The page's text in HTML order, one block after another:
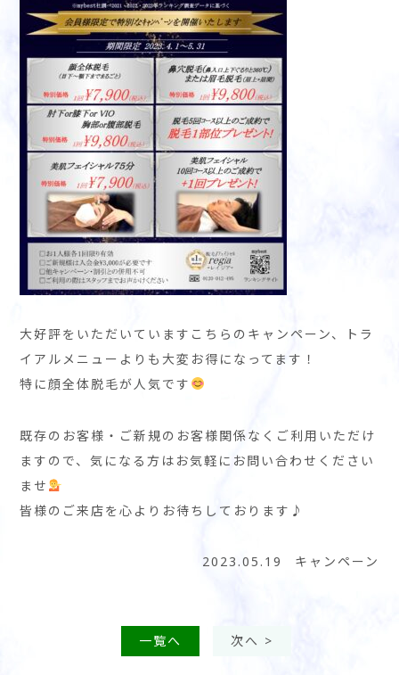
大好評をいただいていますこちらのキャンペーン、トラ
イアルメニューよりも大変お得になってます！
特に顔全体脱毛が人気です
既存のお客様・ご新規のお客様関係なくご利用いただけ
ますので、気になる方はお気軽にお問い合わせください
ませ
皆様のご来店を心よりお待ちしております♪
2023.05.19 キャンペーン
一覧へ 次へ >